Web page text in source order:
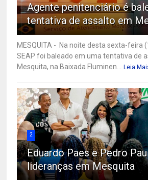
Agente penitenciário é
tentativa de assalto em
MESQUITA - Na noite desta sexta-feira
SEAP foi baleado em uma tentativa de
Mesquita, na Baixada Fluminen...
Leia
2
Eduardo Paes e Pedro
lideranças em Mesquita